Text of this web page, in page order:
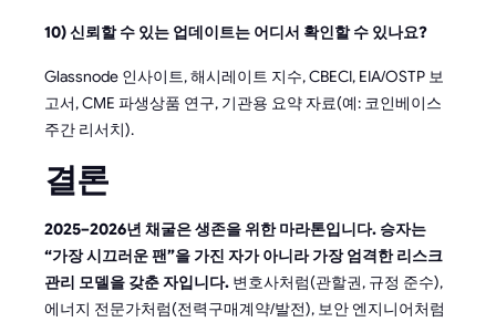
10) 신뢰할 수 있는 업데이트는 어디서 확인할 수 있나요?
Glassnode 인사이트, 해시레이트 지수, CBECI, EIA/OSTP 보
고서, CME 파생상품 연구, 기관용 요약 자료(예: 코인베이스
주간 리서치).
결론
2025–2026년 채굴은 생존을 위한 마라톤입니다. 승자는
“가장 시끄러운 팬”을 가진 자가 아니라 가장 엄격한 리스크
관리 모델을 갖춘 자입니다. 변호사처럼(관할권, 규정 준수),
에너지 전문가처럼(전력구매계약/발전), 보안 엔지니어처럼